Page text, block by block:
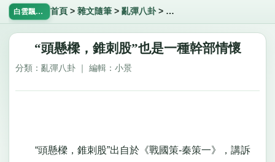
白雲飄飄網 首頁 > 雜文隨筆> 亂彈八卦> “頭懸樑，錐刺股”也是一種
“頭懸樑，錐刺股”也是一種幹部情懷
分類：亂彈八卦 ｜ 編輯：小景
“頭懸樑，錐刺股”出自於《戰國策-秦策一》，講訴